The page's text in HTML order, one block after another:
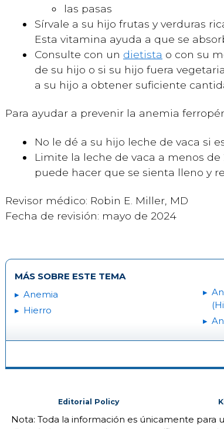
las pasas
Sírvale a su hijo frutas y verduras
Esta vitamina ayuda a que se
Consulte con un dietista o con su
de su hijo o si su hijo fuera
a su hijo a obtener suficiente
Para ayudar a prevenir la anemia
No le dé a su hijo leche de vaca si
Limite la leche de vaca a menos
puede hacer que se sienta lleno y
Revisor médico: Robin E. Miller, MD
Fecha de revisión: mayo de 2024
MÁS SOBRE ESTE TEMA
Anemia
Hierro
Editorial Policy
Nota: Toda la información es únicamente para